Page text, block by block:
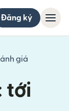
Đăng ký
giá
tới